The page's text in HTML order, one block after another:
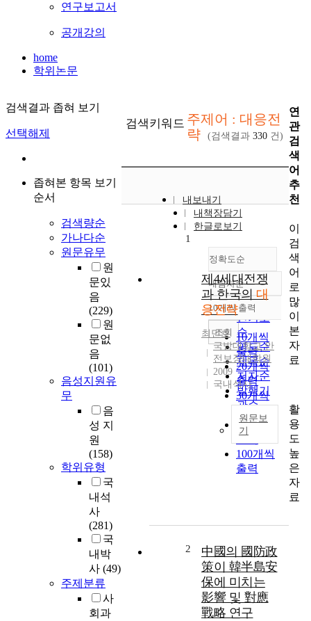
연구보고서
공개강의
home
학위논문
검색결과 좁혀 보기
선택해제
좁혀본 항목 보기
순서
검색량순
가나다순
원문유무
원
문있
음
(229)
원
문없
음
(101)
음성지원유
무
음
성 지
원
(158)
학위유형
국
내석
사
(281)
국
내박
사 (49)
주제분류
사
회과
검색키워드 주제어 : 대응전
략
(검색결과 330 건)
내보내기
내책장담기
한글로보기
정확도순
정확도
순
인기도
순
연도순
제목순
저자순
발행기
관순
내림차순
내림차순
10개씩 출력
10개씩
출력
20개씩
출력
30개씩
50개씩
100개씩
출력
조회
1
제4세대전쟁
과 한국의 대
응전략
최민호
국방대학교 안
전보장대학원
2009
국내석사
원문보
기
2
中國의 國防政
策이 韓半島安
保에 미치는
影響 및 對應
戰略 연구
연
관
검
색
어
추
천
이
검
색
어
로
많
이
본
자
료
활
용
도
높
은
자
료